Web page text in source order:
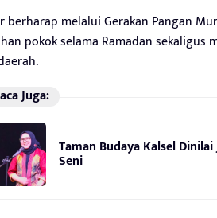
berharap melalui Gerakan Pangan
pokok selama Ramadan
Juga:
Taman Budaya Kalsel
Seni